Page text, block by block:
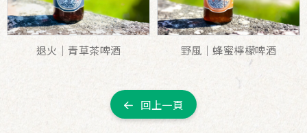
退火｜青草茶啤酒 野風｜蜂蜜檸檬啤酒
回上一頁